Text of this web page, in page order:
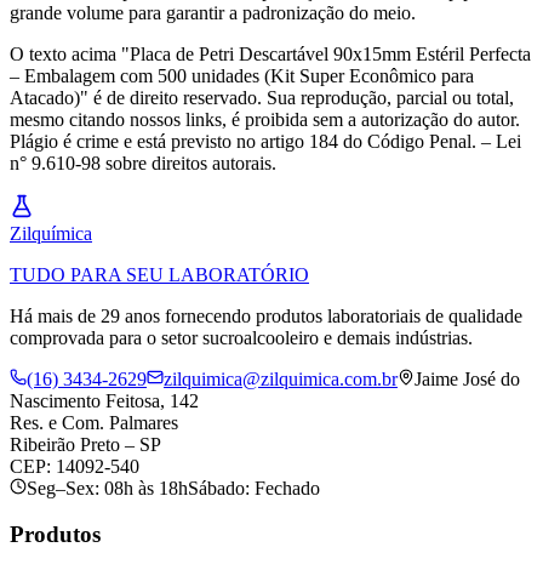
grande volume para garantir a padronização do meio.
O texto acima "Placa de Petri Descartável 90x15mm Estéril Perfecta
– Embalagem com 500 unidades (Kit Super Econômico para
Atacado)" é de direito reservado. Sua reprodução, parcial ou total,
mesmo citando nossos links, é proibida sem a autorização do autor.
Plágio é crime e está previsto no artigo 184 do Código Penal. – Lei
n° 9.610-98 sobre direitos autorais.
Zilquímica
TUDO PARA SEU LABORATÓRIO
Há mais de 29 anos fornecendo produtos laboratoriais de qualidade
comprovada para o setor sucroalcooleiro e demais indústrias.
(16) 3434-2629
zilquimica@zilquimica.com.br
Jaime José do
Nascimento Feitosa, 142
Res. e Com. Palmares
Ribeirão Preto – SP
CEP: 14092-540
Seg–Sex: 08h às 18hSábado: Fechado
Produtos